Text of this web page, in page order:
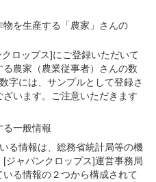
物を生産する 「農家」さんの
ロップス]にご登録いただいて
農家（農業従事者）さんの数
字には、サンプルとして登録さ
います。ご注意いただきます
る一般情報
る情報は、総務省統計局等の機
ジャパンクロップス]運営事務局
る情報の２つから構成されて